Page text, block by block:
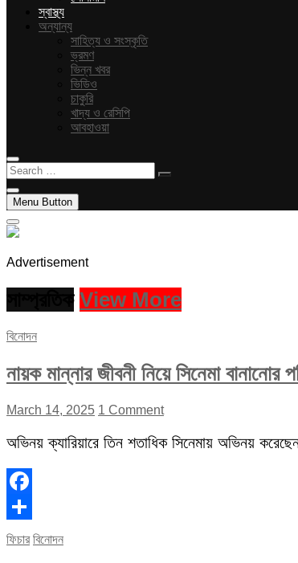
স্বাস্থ্য
অন্যান্য
সাহিত্য ও সংস্কৃতি
ভ্রমণ
ভিন্ন খবর
ভিডিও
চাকুরি
খাদ্য ও রেসিপি
আবহাওয়া
Search
…
Menu Button
Advertisement
View More
বিনোদন
নায়ক মান্নার জীবনী নিয়ে সিনেমা বানানোর
March 14, 2025 1 Comment
অভিনয় ক্যারিয়ারে তিন শতাধিক সিনেমায় অভিনয়
Facebook
Share
ফিচার বিনোদন